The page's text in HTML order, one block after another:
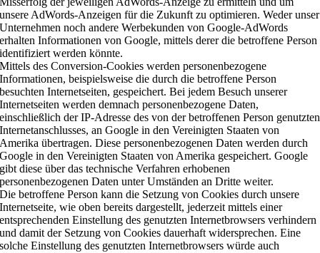
unsere AdWords-Anzeigen für die Zukunft zu optimieren. Weder unser
Unternehmen noch andere Werbekunden von Google-AdWords
erhalten Informationen von Google, mittels derer die betroffene Person
identifiziert werden könnte.
Mittels des Conversion-Cookies werden personenbezogene
Informationen, beispielsweise die durch die betroffene Person
besuchten Internetseiten, gespeichert. Bei jedem Besuch unserer
Internetseiten werden demnach personenbezogene Daten,
einschließlich der IP-Adresse des von der betroffenen Person genutzten
Internetanschlusses, an Google in den Vereinigten Staaten von
Amerika übertragen. Diese personenbezogenen Daten werden durch
Google in den Vereinigten Staaten von Amerika gespeichert. Google
gibt diese über das technische Verfahren erhobenen
personenbezogenen Daten unter Umständen an Dritte weiter.
Die betroffene Person kann die Setzung von Cookies durch unsere
Internetseite, wie oben bereits dargestellt, jederzeit mittels einer
entsprechenden Einstellung des genutzten Internetbrowsers verhindern
und damit der Setzung von Cookies dauerhaft widersprechen. Eine
solche Einstellung des genutzten Internetbrowsers würde auch